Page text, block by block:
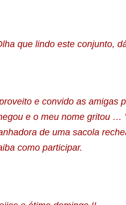
que lindo este conjunto,
e convido as amigas
e o meu nome gritou …
de uma sacola
como participar.